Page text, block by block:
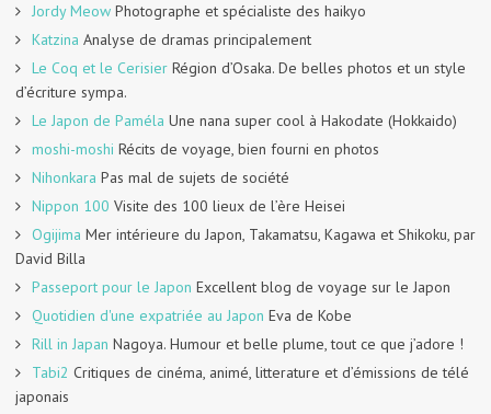
Jordy Meow Photographe et spécialiste des haikyo
Katzina Analyse de dramas principalement
Le Coq et le Cerisier Région d’Osaka. De belles photos et un style
d’écriture sympa.
Le Japon de Paméla Une nana super cool à Hakodate (Hokkaido)
moshi-moshi Récits de voyage, bien fourni en photos
Nihonkara Pas mal de sujets de société
Nippon 100 Visite des 100 lieux de l’ère Heisei
Ogijima Mer intérieure du Japon, Takamatsu, Kagawa et Shikoku, par
David Billa
Passeport pour le Japon Excellent blog de voyage sur le Japon
Quotidien d'une expatriée au Japon Eva de Kobe
Rill in Japan Nagoya. Humour et belle plume, tout ce que j’adore !
Tabi2 Critiques de cinéma, animé, litterature et d’émissions de télé
japonais